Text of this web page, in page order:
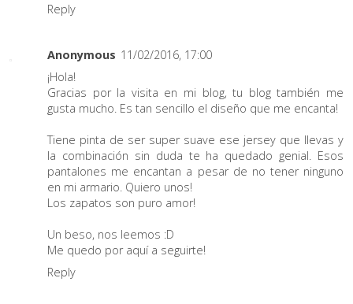
Reply
Anonymous 11/02/2016, 17:00
¡Hola!
Gracias por la visita en mi blog, tu blog también me
gusta mucho. Es tan sencillo el diseño que me encanta!
Tiene pinta de ser super suave ese jersey que llevas y
la combinación sin duda te ha quedado genial. Esos
pantalones me encantan a pesar de no tener ninguno
en mi armario. Quiero unos!
Los zapatos son puro amor!
Un beso, nos leemos :D
Me quedo por aquí a seguirte!
Reply